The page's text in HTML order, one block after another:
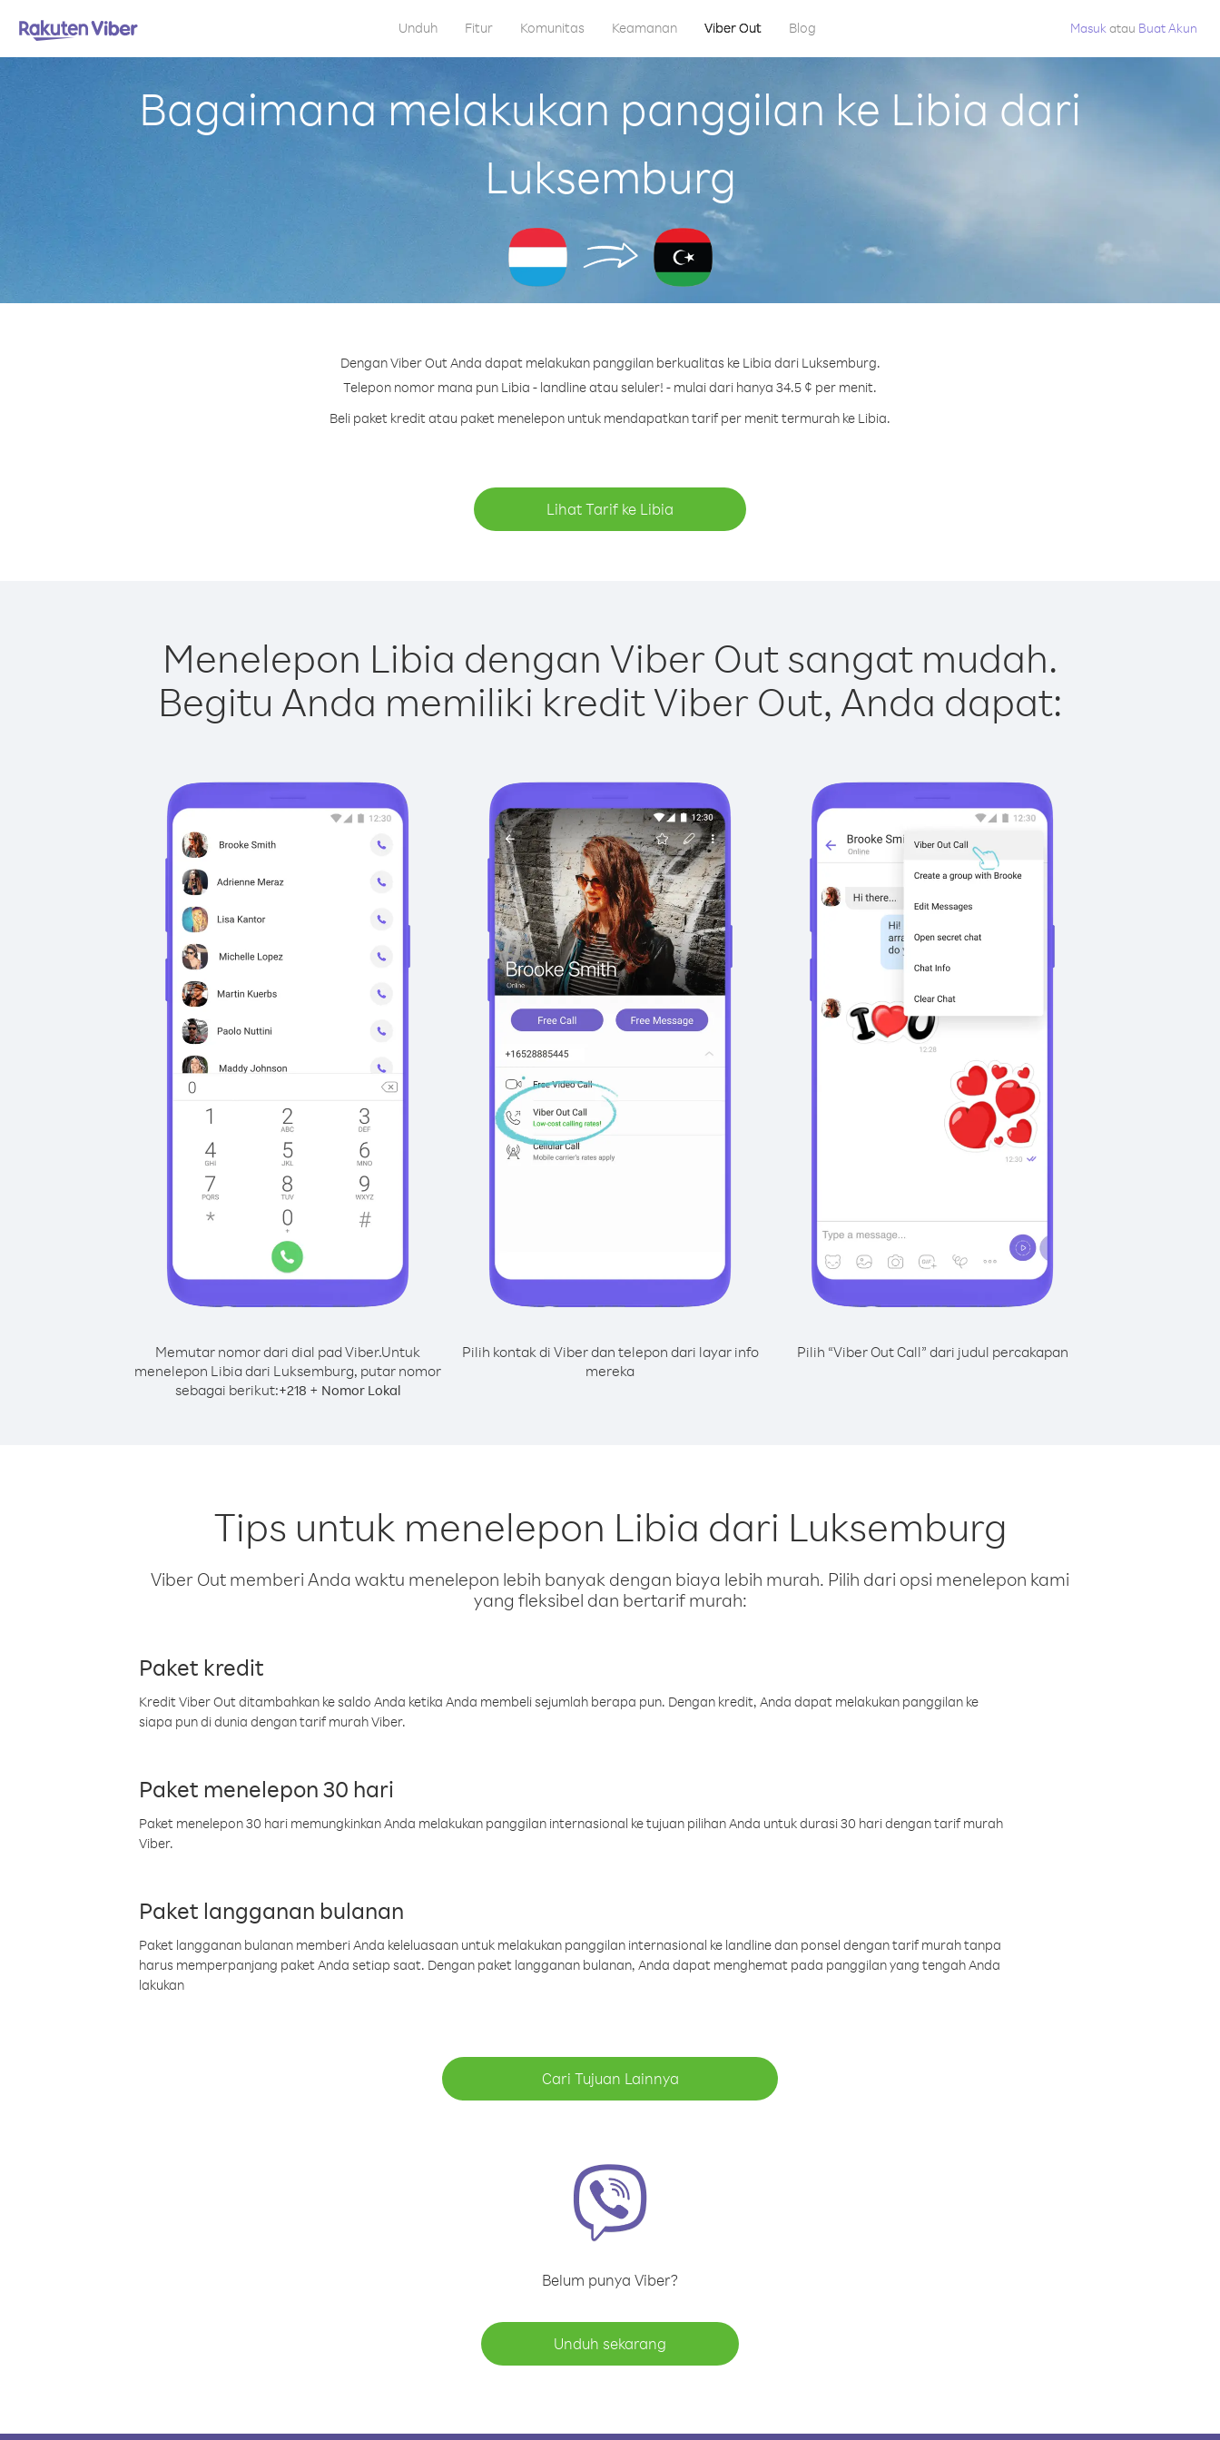
Unduh Fitur Komunitas Keamanan Viber Out Blog Masuk atau Buat Akun
Bagaimana melakukan panggilan ke Libia dari
Luksemburg
Dengan Viber Out Anda dapat melakukan panggilan berkualitas ke Libia dari Luksemburg.
Telepon nomor mana pun Libia - landline atau seluler! - mulai dari hanya 34.5 ¢ per menit.
Beli paket kredit atau paket menelepon untuk mendapatkan tarif per menit termurah ke Libia.
Lihat Tarif ke Libia
Menelepon Libia dengan Viber Out sangat mudah.
Begitu Anda memiliki kredit Viber Out, Anda dapat:
Memutar nomor dari dial pad Viber.Untuk
menelepon Libia dari Luksemburg, putar nomor
sebagai berikut:+218 + Nomor Lokal
Pilih kontak di Viber dan telepon dari layar info
mereka
Pilih “Viber Out Call” dari judul percakapan
Tips untuk menelepon Libia dari Luksemburg
Viber Out memberi Anda waktu menelepon lebih banyak dengan biaya lebih murah. Pilih dari opsi menelepon kami
yang fleksibel dan bertarif murah:
Paket kredit
Kredit Viber Out ditambahkan ke saldo Anda ketika Anda membeli sejumlah berapa pun. Dengan kredit, Anda dapat melakukan panggilan ke
siapa pun di dunia dengan tarif murah Viber.
Paket menelepon 30 hari
Paket menelepon 30 hari memungkinkan Anda melakukan panggilan internasional ke tujuan pilihan Anda untuk durasi 30 hari dengan tarif murah
Viber.
Paket langganan bulanan
Paket langganan bulanan memberi Anda keleluasaan untuk melakukan panggilan internasional ke landline dan ponsel dengan tarif murah tanpa
harus memperpanjang paket Anda setiap saat. Dengan paket langganan bulanan, Anda dapat menghemat pada panggilan yang tengah Anda
lakukan
Cari Tujuan Lainnya
Belum punya Viber?
Unduh sekarang